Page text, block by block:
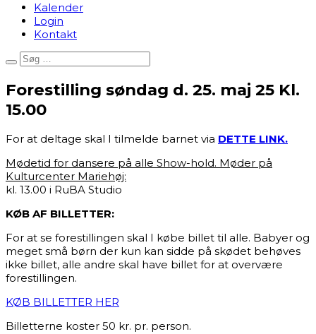
Kalender
Login
Kontakt
Forestilling søndag d. 25. maj 25 Kl.
15.00
For at deltage skal I tilmelde barnet via DETTE LINK.
Mødetid for dansere på alle Show-hold. Møder på
Kulturcenter Mariehøj:
kl. 13.00 i RuBA Studio
KØB AF BILLETTER:
For at se forestillingen skal I købe billet til alle. Babyer og
meget små børn der kun kan sidde på skødet behøves
ikke billet, alle andre skal have billet for at overvære
forestillingen.
KØB BILLETTER HER
Billetterne koster 50 kr. pr. person.